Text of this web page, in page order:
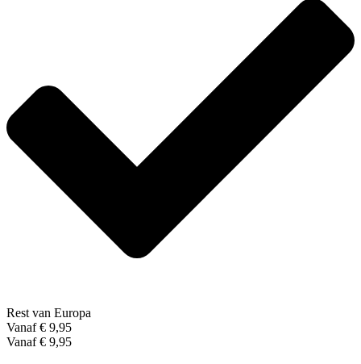
Rest van Europa
Vanaf € 9,95
Vanaf € 9,95